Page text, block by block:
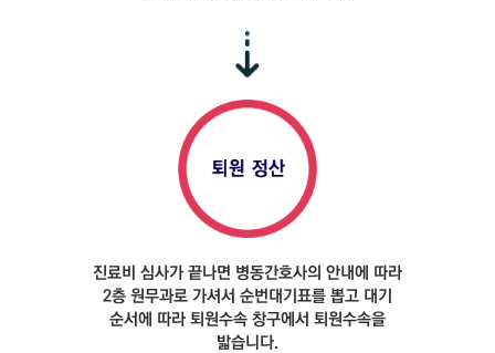
진료비 심사가 끝나면 병동간호사의 안내에 따라
2층 원무과로 가셔서 순번대기표를 뽑고 대기
순서에 따라 퇴원수속 창구에서 퇴원수속을
밟습니다.